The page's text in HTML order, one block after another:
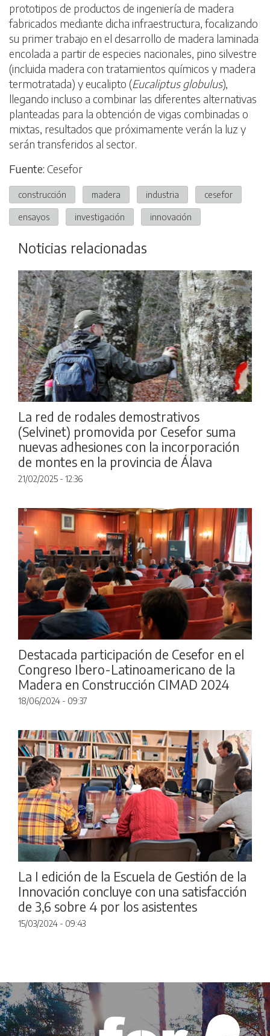
prototipos de productos de ingeniería de madera
fabricados mediante dicha infraestructura, focalizando
su primer trabajo en el desarrollo de madera laminada
encolada a partir de especies nacionales, pino silvestre
(incluida madera con tratamientos químicos y madera
termotratada) y eucalipto (Eucaliptus globulus),
llegando incluso a combinar las diferentes alternativas
planteadas para la obtención de vigas combinadas o
mixtas, resultados que próximamente verán la luz y
serán transferidos al sector.
Fuente: Cesefor
construcción madera industria cesefor
ensayos investigación innovación
Noticias relacionadas
La red de rodales demostrativos
(Selvinet) promovida por Cesefor suma
nuevas adhesiones con la incorporación
de montes en la provincia de Álava
21/02/2025 - 12:36
Destacada participación de Cesefor en el
Congreso Ibero-Latinoamericano de la
Madera en Construcción CIMAD 2024
18/06/2024 - 09:37
La I edición de la Escuela de Gestión de la
Innovación concluye con una satisfacción
de 3,6 sobre 4 por los asistentes
15/03/2024 - 09:43